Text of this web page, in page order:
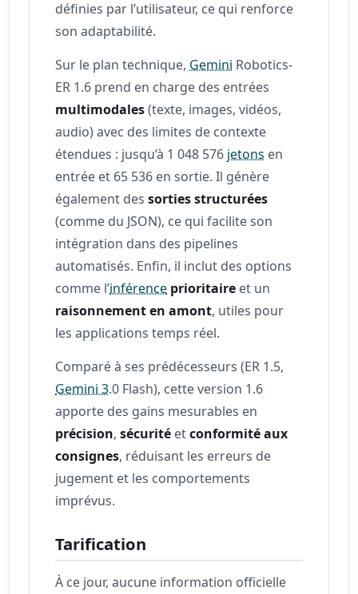
définies par l’utilisateur, ce qui renforce
son adaptabilité.
Sur le plan technique, Gemini Robotics-
ER 1.6 prend en charge des entrées
multimodales(texte, images, vidéos,
audio) avec des limites de contexte
étendues : jusqu’à 1 048 576 jetons en
entrée et 65 536 en sortie. Il génère
également dessorties structurées
(comme du JSON), ce qui facilite son
intégration dans des pipelines
automatisés. Enfin, il inclut des options
comme l’inférence prioritaire et un
raisonnement en amont, utiles pour
les applications temps réel.
Comparé à ses prédécesseurs (ER 1.5,
Gemini 3.0 Flash), cette version 1.6
apporte des gains mesurables en
précision,sécurité etconformité aux
consignes, réduisant les erreurs de
jugement et les comportements
imprévus.
Tarification
À ce jour, aucune information officielle